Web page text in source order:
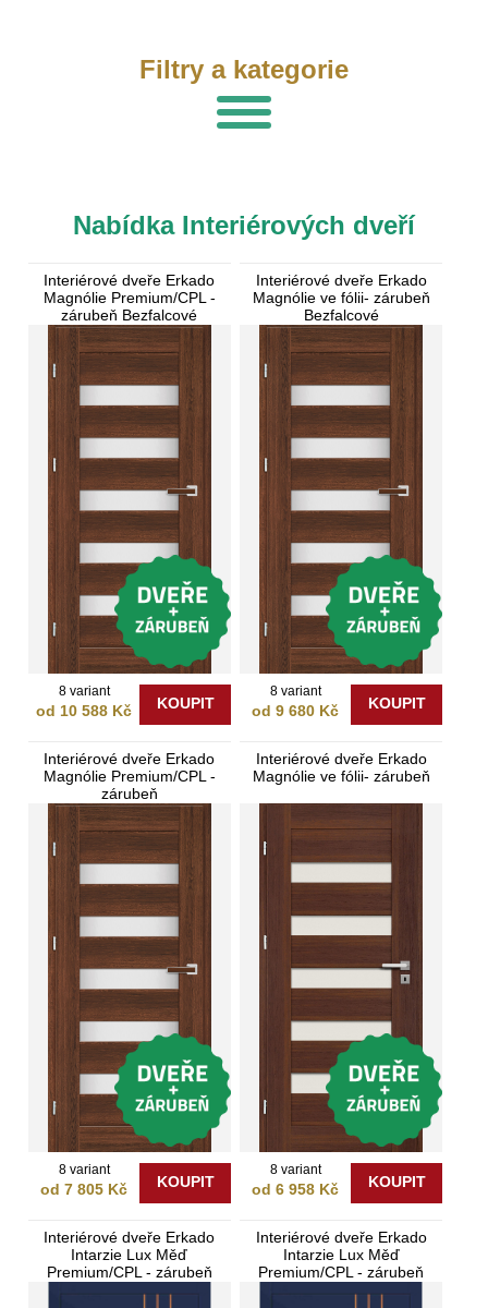
Filtry a kategorie
Nabídka Interiérových dveří
Interiérové dveře Erkado
Magnólie Premium/CPL -
zárubeň Bezfalcové
8 variant
od 10 588 Kč KOUPIT
Interiérové dveře Erkado
Magnólie ve fólii- zárubeň
Bezfalcové
8 variant
od 9 680 Kč KOUPIT
Interiérové dveře Erkado
Magnólie Premium/CPL -
zárubeň
8 variant
od 7 805 Kč KOUPIT
Interiérové dveře Erkado
Magnólie ve fólii- zárubeň
8 variant
od 6 958 Kč KOUPIT
Interiérové dveře Erkado
Intarzie Lux Měď
Premium/CPL - zárubeň
Interiérové dveře Erkado
Intarzie Lux Měď
Premium/CPL - zárubeň